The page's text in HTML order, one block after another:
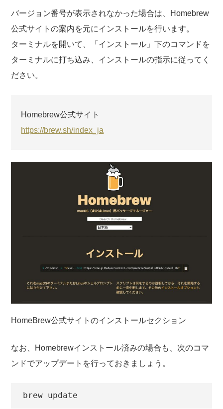
バージョン番号が表示されなかった場合は、Homebrew
公式サイトの案内を元にインストールを行います。
ターミナルを開いて、「インストール」下のコマンドを
ターミナルに打ち込み、インストールの指示に従ってく
ださい。
Homebrew公式サイト
https://brew.sh/index_ja
HomeBrew公式サイトのインストールセクション
なお、Homebrewインストール済みの場合も、次のコマ
ンドでアップデートを行っておきましょう。
brew update